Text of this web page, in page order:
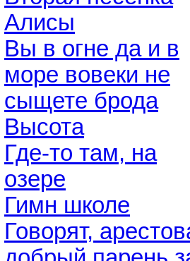
Алисы
Вы в огне да и в
море вовеки не
сыщете брода
Высота
Где-то там, на
озере
Гимн школе
Говорят,